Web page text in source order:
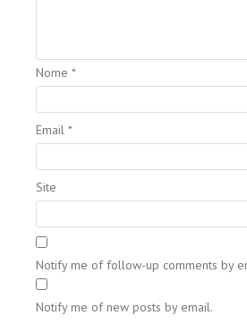
Nome *
Email *
Site
Notify me of follow-up comments by
Notify me of new posts by email.